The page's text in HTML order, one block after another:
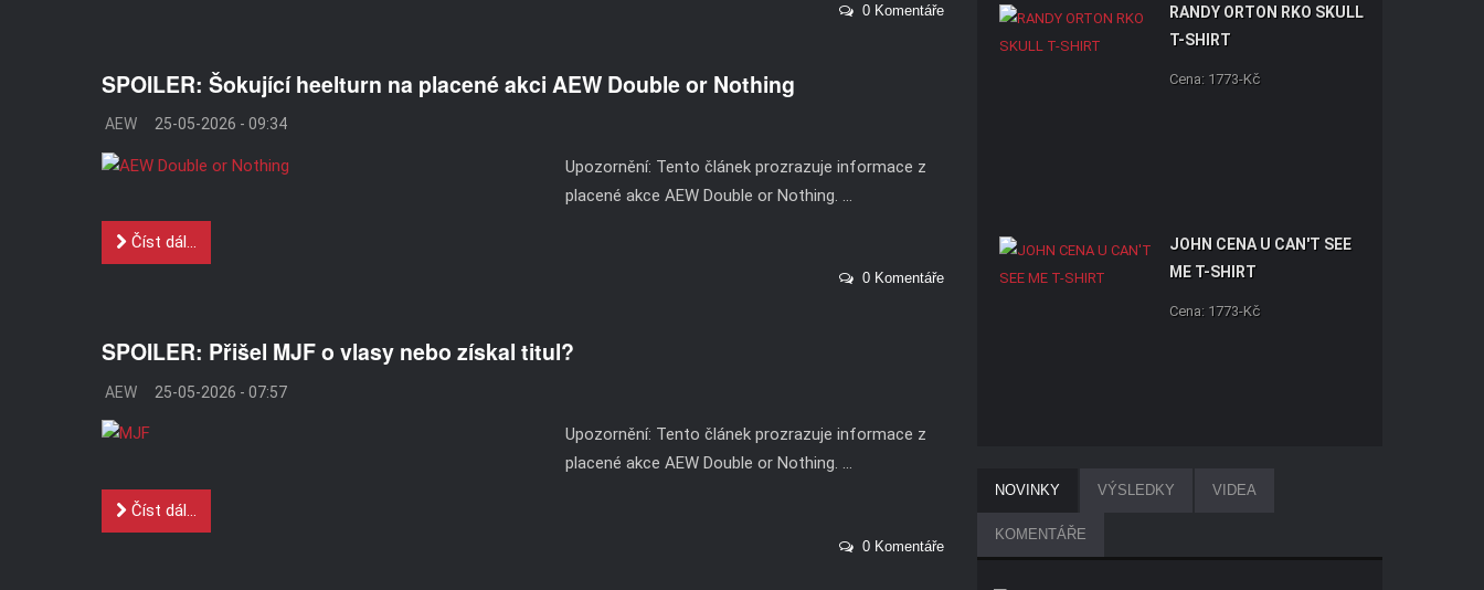
0 Komentáře
SPOILER: Šokující heelturn na placené akci AEW Double or Nothing
AEW 25-05-2026 - 09:34
Upozornění: Tento článek prozrazuje informace z
placené akce AEW Double or Nothing. ...
Číst dál...
0 Komentáře
SPOILER: Přišel MJF o vlasy nebo získal titul?
AEW 25-05-2026 - 07:57
Upozornění: Tento článek prozrazuje informace z
placené akce AEW Double or Nothing. ...
Číst dál...
0 Komentáře
RANDY ORTON RKO SKULL
T-SHIRT
Cena: 1773-Kč
JOHN CENA U CAN'T SEE
ME T-SHIRT
Cena: 1773-Kč
NOVINKY VÝSLEDKY VIDEA
KOMENTÁŘE